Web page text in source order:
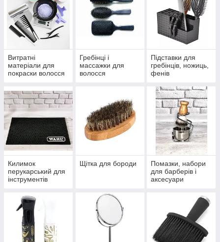
Витратні
матеріали для
покраски волосся
Гребінці і
массажки для
волосся
Підставки для
гребінців, ножиць,
фенів
Килимок
перукарський для
інструментів
Щітка для бороди
Помазки, набори
для барберів і
аксесуари